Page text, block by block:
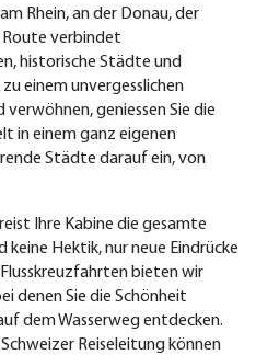
Rhein, an der Donau, der
Route verbindet
historische Städte und
einem unvergesslichen
verwöhnen, geniessen Sie die
in einem ganz eigenen
Städte darauf ein, von
Ihre Kabine die gesamte
keine Hektik, nur neue Eindrücke
Flusskreuzfahrten bieten wir
denen Sie die Schönheit
dem Wasserweg entdecken.
Reiseleitung können